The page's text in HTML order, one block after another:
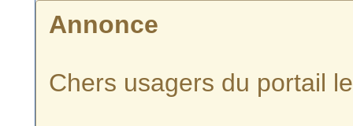
Annonce
Chers usagers du portail